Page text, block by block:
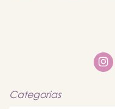
Categorias